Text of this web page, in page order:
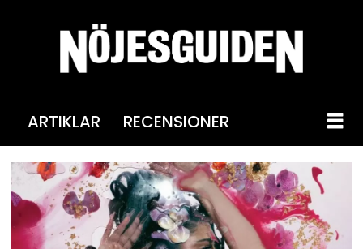
ARTIKLAR RECENSIONER